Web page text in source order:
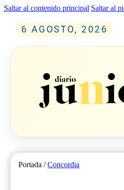
Saltar al contenido principal Saltar al
6 AGOSTO, 2026
Portada /Concordia